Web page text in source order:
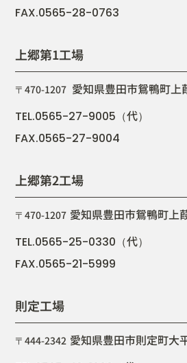
FAX.0565-28-0763
上郷第1工場
〒470-1207 愛知県豊田市鴛鴨町上
TEL.0565-27-9005（代）
FAX.0565-27-9004
上郷第2工場
〒470-1207 愛知県豊田市鴛鴨町上
TEL.0565-25-0330（代）
FAX.0565-21-5999
則定工場
〒444-2342 愛知県豊田市則定町大